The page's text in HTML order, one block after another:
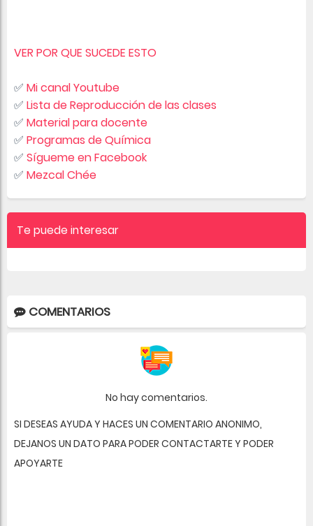
VER POR QUE SUCEDE ESTO
✅ Mi canal Youtube
✅ Lista de Reproducción de las clases
✅ Material para docente
✅ Programas de Química
✅ Sígueme en Facebook
✅ Mezcal Chée
Te puede interesar
COMENTARIOS
No hay comentarios.
SI DESEAS AYUDA Y HACES UN COMENTARIO ANONIMO,
DEJANOS UN DATO PARA PODER CONTACTARTE Y PODER
APOYARTE